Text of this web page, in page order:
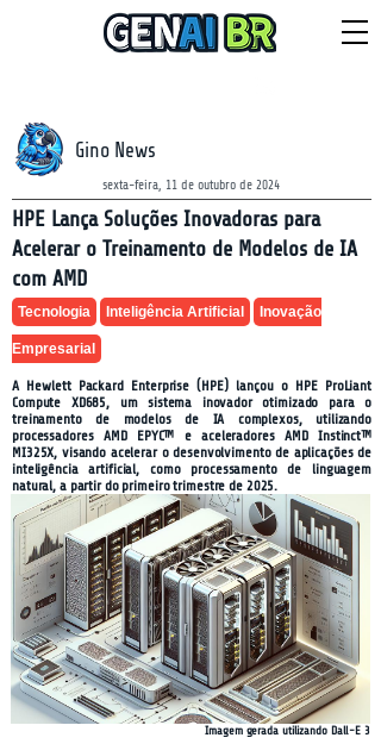
Gino News
sexta-feira, 11 de outubro de 2024
HPE Lança Soluções Inovadoras para
Acelerar o Treinamento de Modelos de IA
com AMD
Tecnologia Inteligência Artificial Inovação
Empresarial
A Hewlett Packard Enterprise (HPE) lançou o HPE ProLiant
Compute XD685, um sistema inovador otimizado para o
treinamento de modelos de IA complexos, utilizando
processadores AMD EPYC™ e aceleradores AMD Instinct™
MI325X, visando acelerar o desenvolvimento de aplicações de
inteligência artificial, como processamento de linguagem
natural, a partir do primeiro trimestre de 2025.
Imagem gerada utilizando Dall-E 3